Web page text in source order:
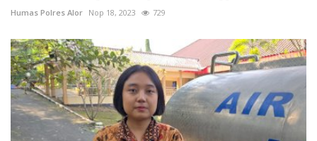
Humas Polres Alor Nop 18, 2023 729